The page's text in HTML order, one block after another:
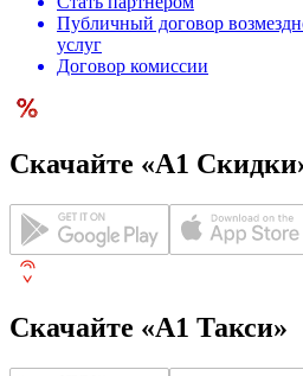
Публичный договор
услуг
Договор комиссии
Скачайте «А1
Скачайте «А1 Такси»